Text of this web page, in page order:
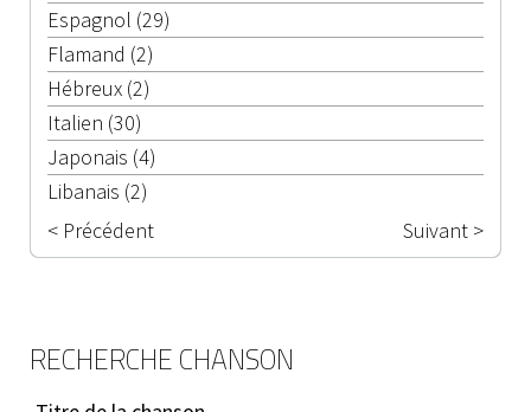
Espagnol (29)
Flamand (2)
Hébreux (2)
Italien (30)
Japonais (4)
Libanais (2)
< Précédent
Suivant >
RECHERCHE CHANSON